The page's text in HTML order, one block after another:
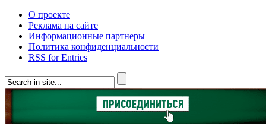
О проекте
Реклама на сайте
Информационные партнеры
Политика конфиденциальности
RSS for Entries